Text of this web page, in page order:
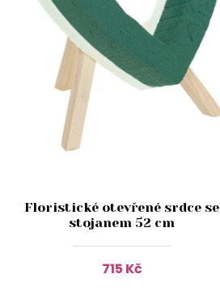
Floristické otevřené srdce se
stojanem 52 cm
715 Kč